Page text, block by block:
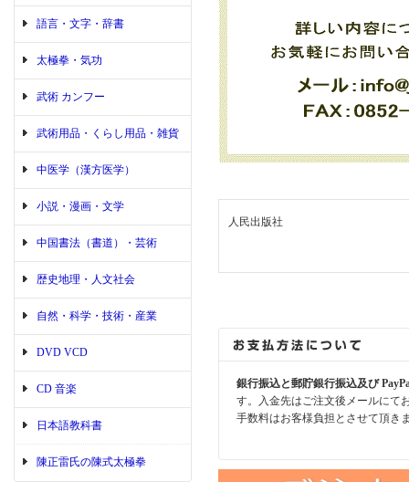
語言・文字・辞書
太極拳・気功
武術 カンフー
武術用品・くらし用品・雑貨
中医学（漢方医学）
小説・漫画・文学
中国書法（書道）・芸術
歴史地理・人文社会
自然・科学・技術・産業
DVD VCD
CD 音楽
日本語教科書
陳正雷氏の陳式太極拳
人民出版社
銀行振込と郵貯銀行振込及び
す。入金先はご注文後メールにて
手数料はお客様負担とさせて頂き